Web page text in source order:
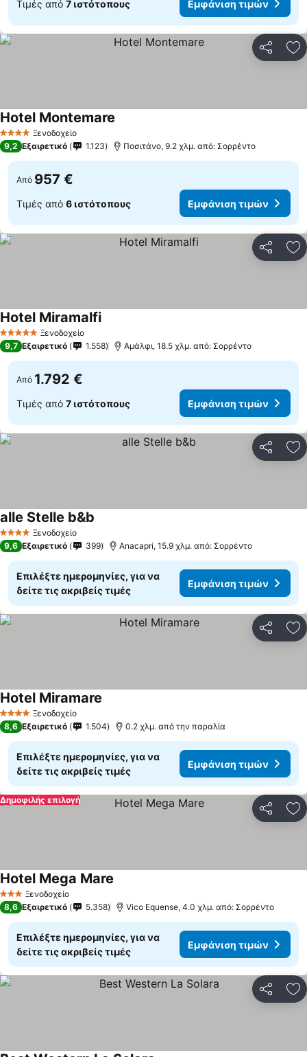
Τιμές από 7 ιστότοπους Εμφάνιση τιμών
4 ΑστέριαΞενοδοχείο
Hotel Montemare
9,2 Εξαιρετικό 1.123 Ποσιτάνο, 9.2 χλμ. από: Σορρέντο
Από 957 €
Τιμές από 6 ιστότοπους Εμφάνιση τιμών
5 Αστέρια Ξενοδοχείο
Hotel MiramalfiΕμφάνιση τιμών
9,7 Εξαιρετικό 1.558 Αμάλφι, 18.5 χλμ. από: Σορρέντο
Από 1.792 €
Τιμές από 7 ιστότοπους Εμφάνιση τιμών
4 ΑστέριαΞενοδοχείο
alle Stelle b&b
9,6 Εξαιρετικό 399 Anacapri, 15.9 χλμ. από: Σορρέντο
Επιλέξτε ημερομηνίες, για να
δείτε τις ακριβείς τιμές
Εμφάνιση τιμών
4 ΑστέριαΞενοδοχείο
Hotel Miramare
8,6 Εξαιρετικό 1.504 0.2 χλμ. από την παραλία
Επιλέξτε ημερομηνίες, για να
δείτε τις ακριβείς τιμές
Εμφάνιση τιμών
Δημοφιλής επιλογή
3 ΑστέριαΞενοδοχείο
Hotel Mega Mare
8,6 Εξαιρετικό 5.358 Vico Equense, 4.0 χλμ. από: Σορρέντο
Επιλέξτε ημερομηνίες, για να
δείτε τις ακριβείς τιμές
Εμφάνιση τιμών